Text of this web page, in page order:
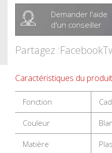
Demander l'aide
d'un conseiller
Partagez :Facebook
Caractéristiques du produit
Fonction
Couleur
Matière